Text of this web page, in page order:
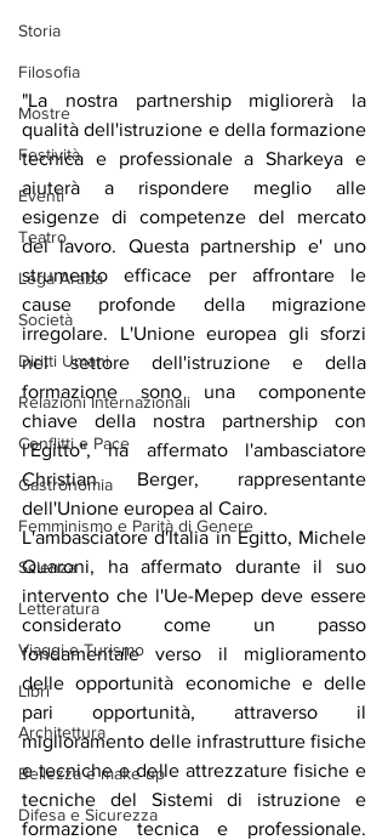
Storia
Filosofia
Mostre
Festività
Eventi
Teatro
Lega Araba
Società
Diritti Umani
Relazioni Internazionali
Conflitti e Pace
Gastronomia
Femminismo e Parità di Genere
Scienza
Letteratura
Viaggi e Turismo
Libri
Architettura
Bellezza e make up
Difesa e Sicurezza
"La nostra partnership migliorerà la
qualità dell'istruzione e della formazione
tecnica e professionale a Sharkeya e
aiuterà a rispondere meglio alle
esigenze di competenze del mercato
del lavoro. Questa partnership e' uno
strumento efficace per affrontare le
cause profonde della migrazione
irregolare. L'Unione europea gli sforzi
nel settore dell'istruzione e della
formazione sono una componente
chiave della nostra partnership con
l'Egitto", ha affermato l'ambasciatore
Christian Berger, rappresentante
dell'Unione europea al Cairo.
L'ambasciatore d'Italia in Egitto, Michele
Quaroni, ha affermato durante il suo
intervento che l'Ue-Mepep deve essere
considerato come un passo
fondamentale verso il miglioramento
delle opportunità economiche e delle
pari opportunità, attraverso il
miglioramento delle infrastrutture fisiche
e tecniche e delle attrezzature fisiche e
tecniche del Sistemi di istruzione e
formazione tecnica e professionale.